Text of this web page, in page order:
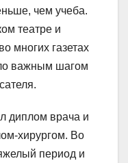
чем учеба.
театре и
многих газетах
важным шагом
диплом врача и
хирургом. Во
период и